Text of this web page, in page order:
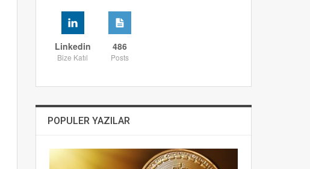
Linkedin
Bize Katıl
486
Posts
POPULER YAZILAR